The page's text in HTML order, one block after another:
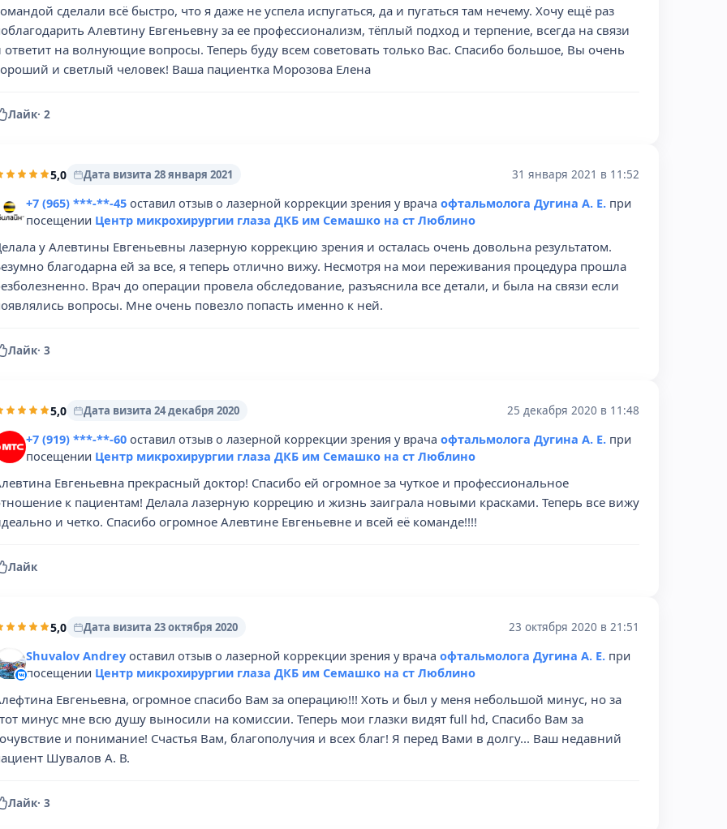
сделали всё быстро, что я даже не успела испугаться, да и пугаться там нечему. Хочу ещё раз
Алевтину Евгеньевну за ее профессионализм, тёплый подход и терпение, всегда на связи
ответит на волнующие вопросы. Теперь буду всем советовать только Вас. Спасибо большое, Вы очень
и светлый человек! Ваша пациентка Морозова Елена
Лайк· 2
5,0 Дата визита 28 января 2021 31 января 2021 в 11:52
+7 (965) ***-**-45 оставил отзыв о лазерной коррекции зрения у врача офтальмолога Дугина А. Е. при
посещении Центр микрохирургии глаза ДКБ им Семашко на ст Люблино
у Алевтины Евгеньевны лазерную коррекцию зрения и осталась очень довольна результатом.
благодарна ей за все, я теперь отлично вижу. Несмотря на мои переживания процедура прошла
Врач до операции провела обследование, разъяснила все детали, и была на связи если
вопросы. Мне очень повезло попасть именно к ней.
Лайк· 3
5,0 Дата визита 24 декабря 2020 25 декабря 2020 в 11:48
+7 (919) ***-**-60 оставил отзыв о лазерной коррекции зрения у врача офтальмолога Дугина А. Е. при
посещении Центр микрохирургии глаза ДКБ им Семашко на ст Люблино
Евгеньевна прекрасный доктор! Спасибо ей огромное за чуткое и профессиональное
к пациентам! Делала лазерную коррецию и жизнь заиграла новыми красками. Теперь все вижу
и четко. Спасибо огромное Алевтине Евгеньевне и всей её команде!!!!
Лайк
5,0 Дата визита 23 октября 2020 23 октября 2020 в 21:51
Shuvalov Andrey оставил отзыв о лазерной коррекции зрения у врача офтальмолога Дугина А. Е. при
посещении Центр микрохирургии глаза ДКБ им Семашко на ст Люблино
Евгеньевна, огромное спасибо Вам за операцию!!! Хоть и был у меня небольшой минус, но за
минус мне всю душу выносили на комиссии. Теперь мои глазки видят full hd, Спасибо Вам за
и понимание! Счастья Вам, благополучия и всех благ! Я перед Вами в долгу... Ваш недавний
Шувалов А. В.
Лайк· 3